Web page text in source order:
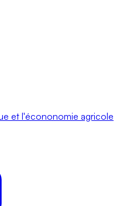
et l'écononomie agricole